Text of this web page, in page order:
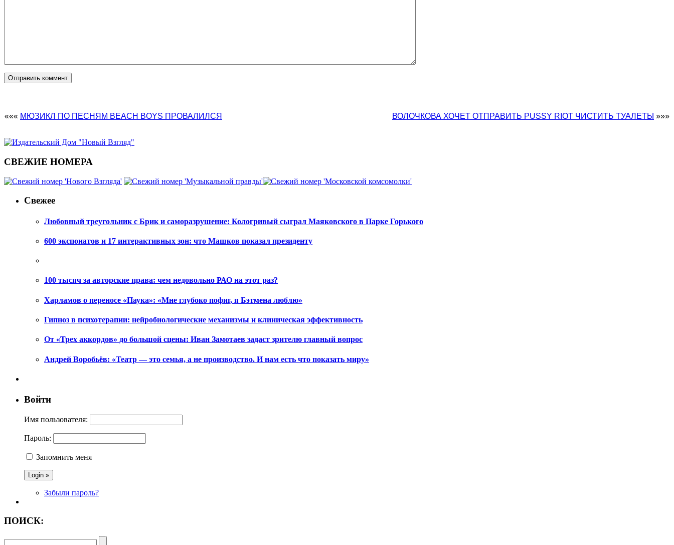
««« МЮЗИКЛ ПО ПЕСНЯМ BEACH BOYS ПРОВАЛИЛСЯ ВОЛОЧКОВА ХОЧЕТ ОТПРАВИТЬ PUSSY RIOT ЧИСТИТЬ ТУАЛЕТЫ »»»
СВЕЖИЕ НОМЕРА
Свежее
Любовный треугольник с Брик и саморазрушение: Кологривый сыграл Маяковского в Парке Горького
600 экспонатов и 17 интерактивных зон: что Машков показал президенту
100 тысяч за авторские права: чем недовольно РАО на этот раз?
Харламов о переносе «Паука»: «Мне глубоко пофиг, я Бэтмена люблю»
Гипноз в психотерапии: нейробиологические механизмы и клиническая эффективность
От «Трех аккордов» до большой сцены: Иван Замотаев задаст зрителю главный вопрос
Андрей Воробьёв: «Театр — это семья, а не производство. И нам есть что показать миру»
Войти
Имя пользователя:
Пароль:
Запомнить меня
Забыли пароль?
ПОИСК: